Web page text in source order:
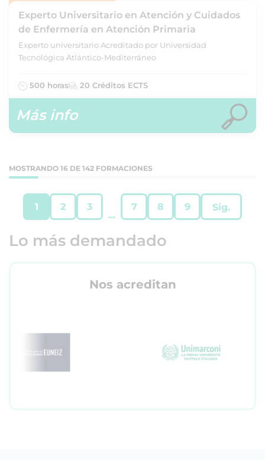
Experto Universitario en Atención y Cuidados
de Enfermería en Atención Primaria
Experto universitario Acreditado por Universidad
Tecnológica Atlántico-Mediterráneo
500 horas 20 Créditos ECTS
Más info
MOSTRANDO 16 DE 142 FORMACIONES
1 2 3
...
7 8 9 Sig.
Lo más demandado
Nos acreditan